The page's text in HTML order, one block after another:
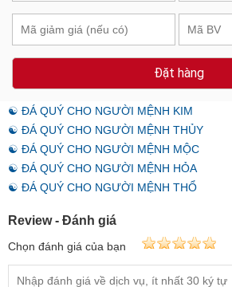
Đặt hàng
☯ ĐÁ QUÝ CHO NGƯỜI MỆNH KIM
☯ ĐÁ QUÝ CHO NGƯỜI MỆNH THỦY
☯ ĐÁ QUÝ CHO NGƯỜI MỆNH MỘC
☯ ĐÁ QUÝ CHO NGƯỜI MỆNH HỎA
☯ ĐÁ QUÝ CHO NGƯỜI MỆNH THỔ
Review - Đánh giá
Chọn đánh giá của bạn